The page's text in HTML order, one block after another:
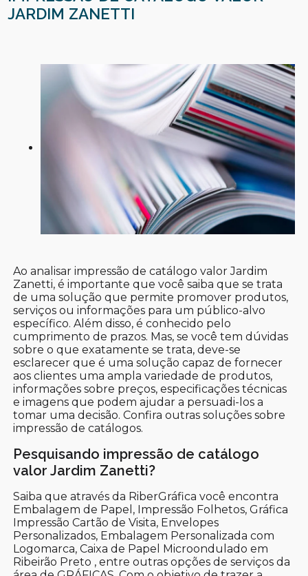
JARDIM ZANETTI
Ao analisar impressão de catálogo valor Jardim
Zanetti, é importante que você saiba que se trata
de uma solução que permite promover produtos,
serviços ou informações para um público-alvo
específico. Além disso, é conhecido pelo
cumprimento de prazos. Mas, se você tem dúvidas
sobre o que exatamente se trata, deve-se
esclarecer que é uma solução capaz de fornecer
aos clientes uma ampla variedade de produtos,
informações sobre preços, especificações técnicas
e imagens que podem ajudar a persuadi-los a
tomar uma decisão. Confira outras soluções sobre
impressão de catálogos.
Pesquisando impressão de catálogo
valor Jardim Zanetti?
Saiba que através da RiberGráfica você encontra
Embalagem de Papel, Impressão Folhetos, Gráfica
Impressão Cartão de Visita, Envelopes
Personalizados, Embalagem Personalizada com
Logomarca, Caixa de Papel Microondulado em
Ribeirão Preto , entre outras opções de serviços da